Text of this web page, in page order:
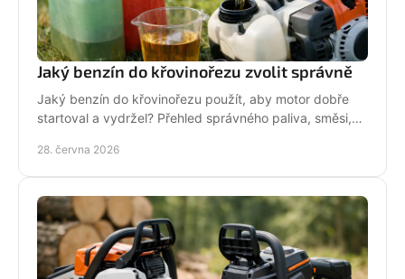
Jaký benzín do křovinořezu zvolit správně
Jaký benzín do křovinořezu použít, aby motor dobře
startoval a vydržel? Přehled správného paliva, směsi,
28. června 2026